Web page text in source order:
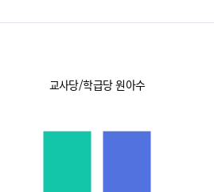
교사당/학급당 원아수